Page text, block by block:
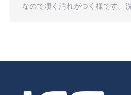
なので凄く汚れがつく様です。